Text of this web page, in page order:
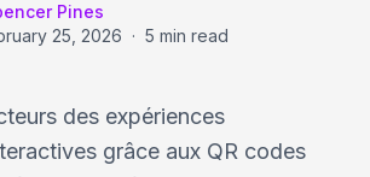
Pines
25, 2026 · 5 min read
des expériences
grâce aux QR codes